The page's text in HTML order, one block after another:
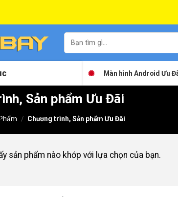
Tìm
kiếm:
Màn hình Android Ưu
Sản phẩm Ưu Đãi
/ Chương trình, Sản phẩm Ưu Đãi
sản phẩm nào khớp với lựa chọn của bạn.